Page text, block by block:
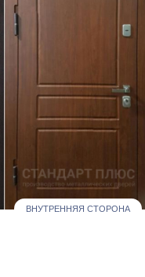
ВНУТРЕННЯЯ СТОРОНА